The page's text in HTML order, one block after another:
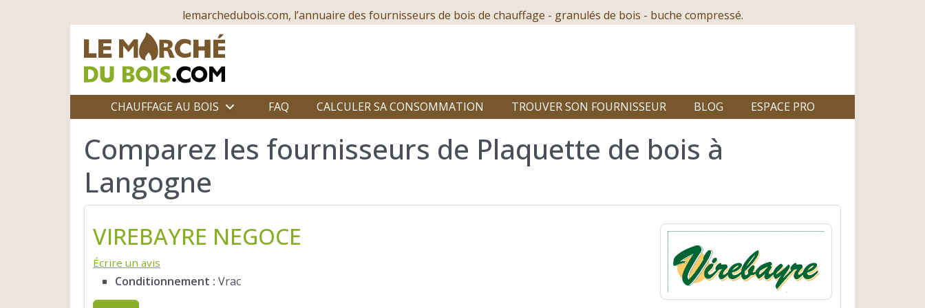
lemarchedubois.com, l’annuaire des fournisseurs de bois de chauffage - granulés de bois - buche compressé.
CHAUFFAGE AU BOIS FAQ CALCULER SA CONSOMMATION TROUVER SON FOURNISSEUR BLOG ESPACE PRO
Comparez les fournisseurs de Plaquette de bois à
Langogne
VIREBAYRE NEGOCE
Écrire un avis
Conditionnement : Vrac